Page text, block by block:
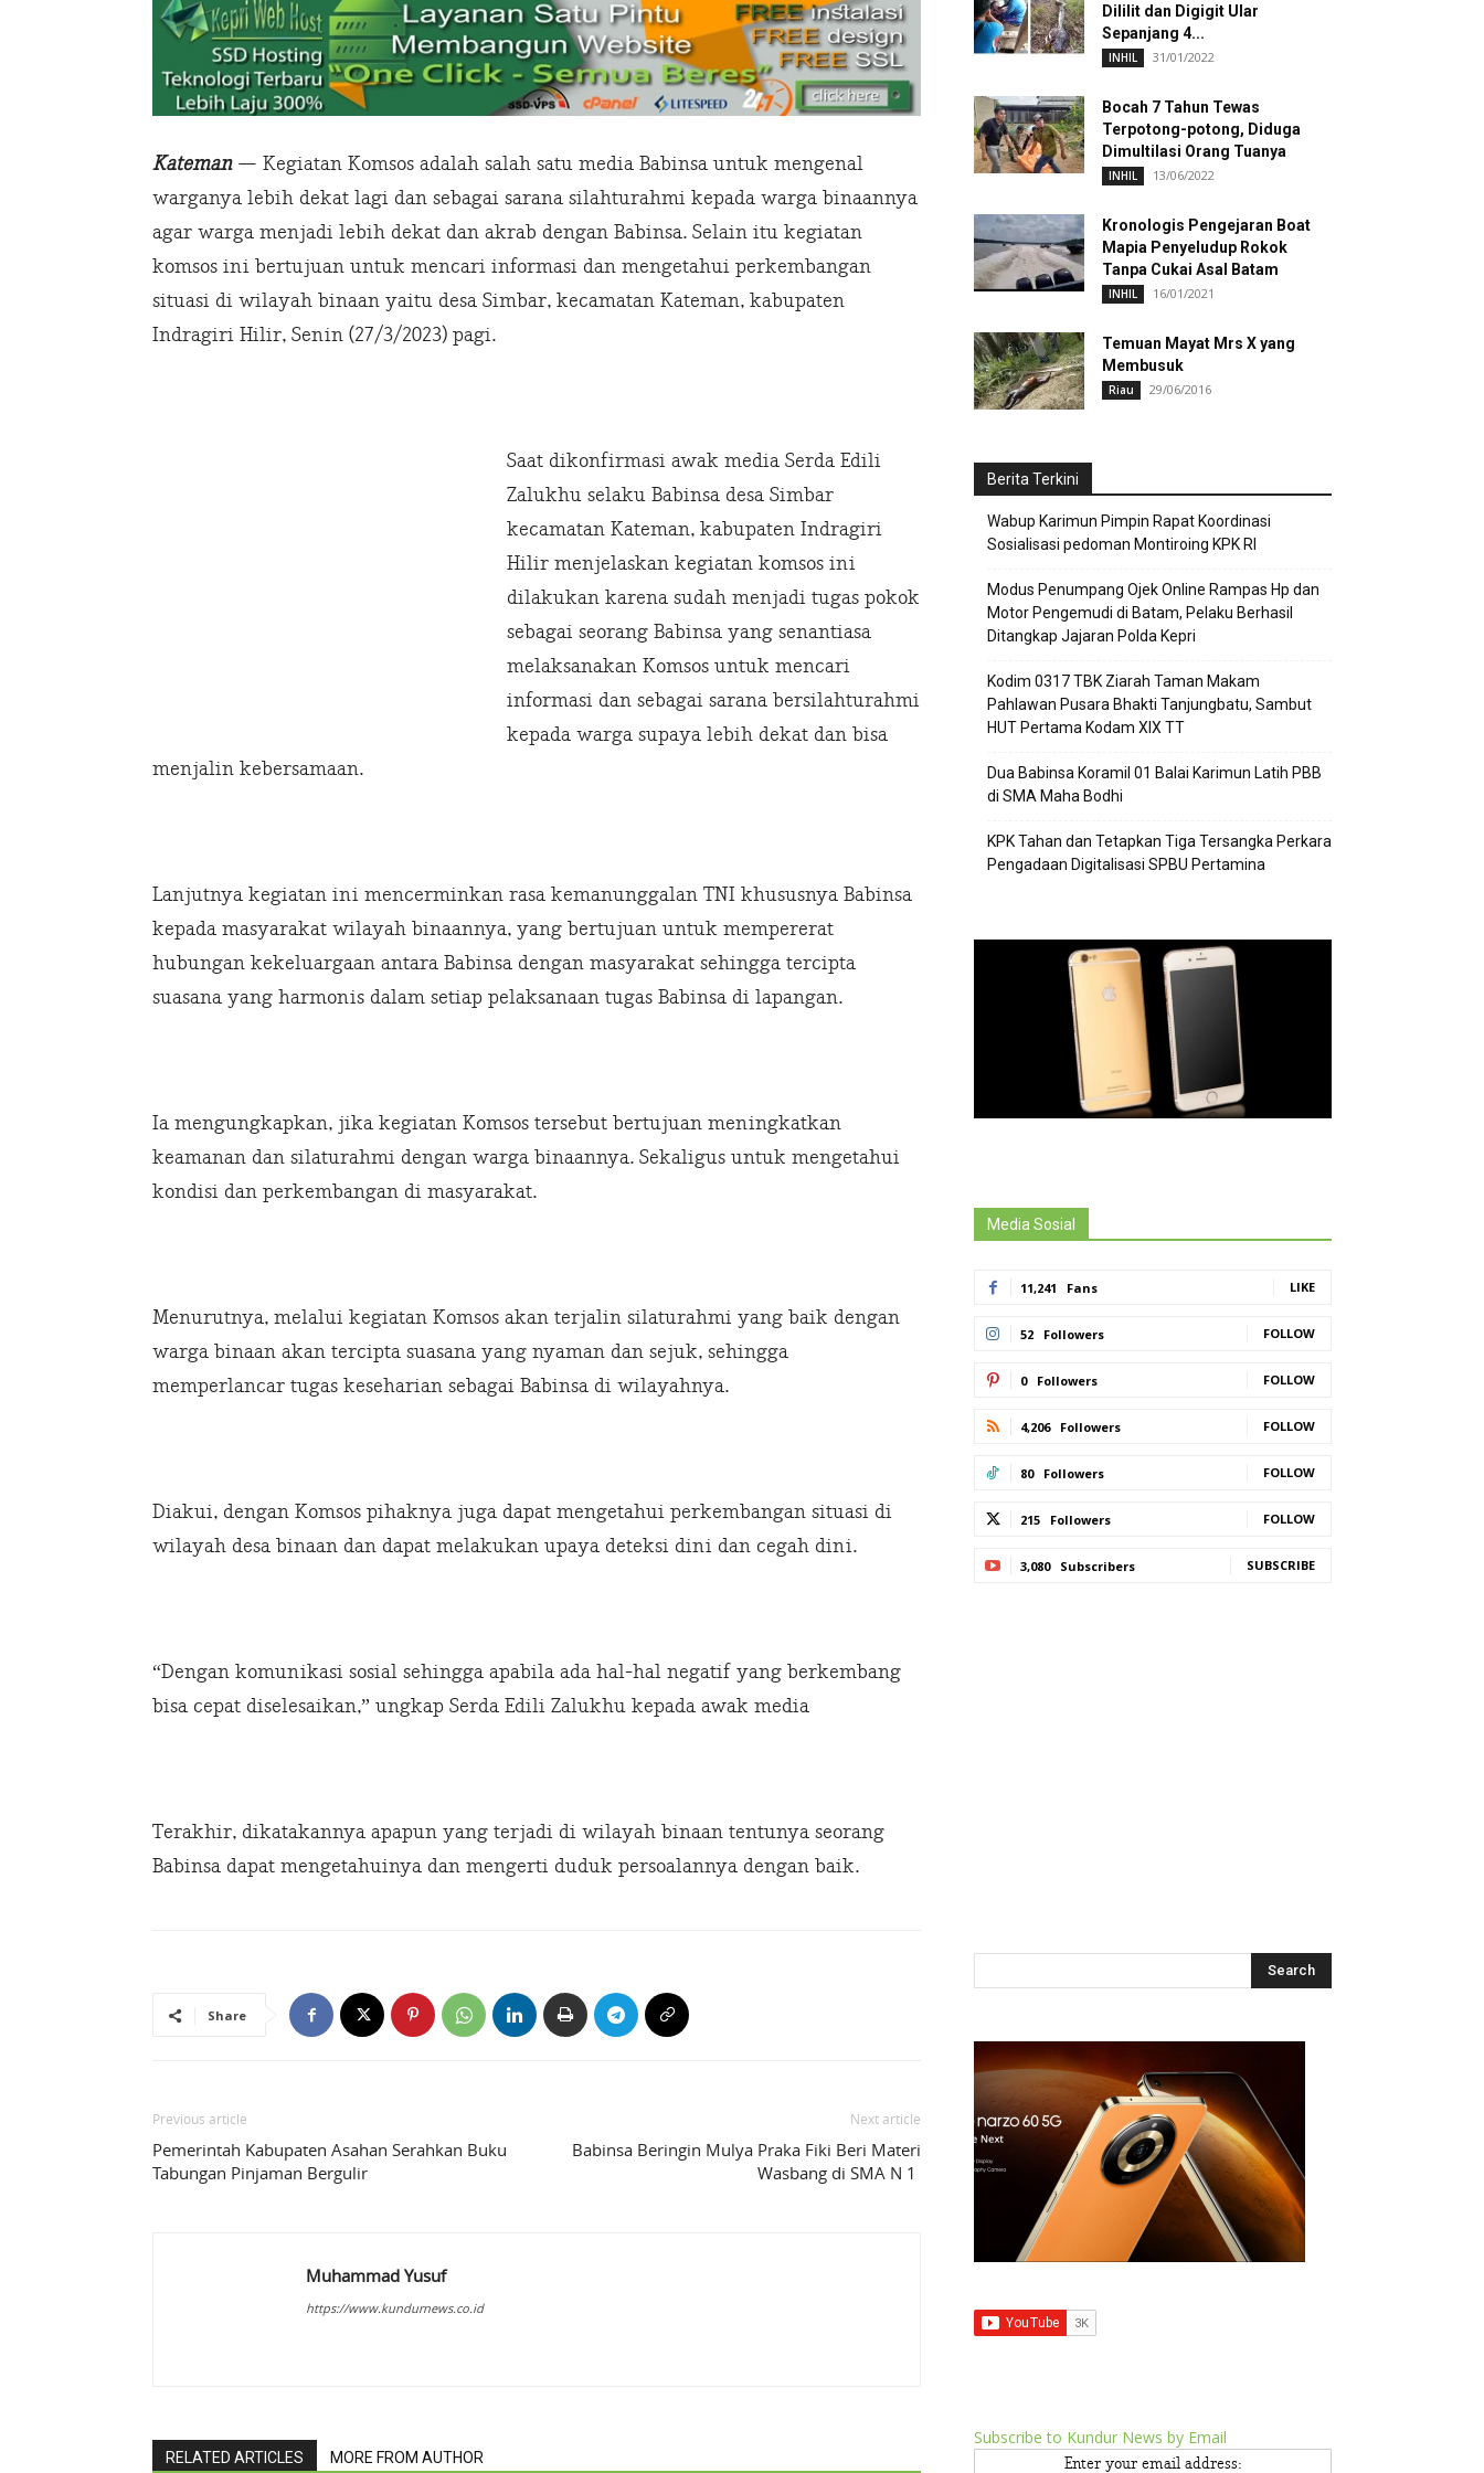
Kateman— Kegiatan Komsos adalah salah satu media Babinsa untuk mengenal
warganya lebih dekat lagi dan sebagai sarana silahturahmi kepada warga binaannya
agar warga menjadi lebih dekat dan akrab dengan Babinsa. Selain itu kegiatan
komsos ini bertujuan untuk mencari informasi dan mengetahui perkembangan
situasi di wilayah binaan yaitu desa Simbar, kecamatan Kateman, kabupaten
Indragiri Hilir, Senin (27/3/2023) pagi.
Saat dikonfirmasi awak media Serda Edili
Zalukhu selaku Babinsa desa Simbar
kecamatan Kateman, kabupaten Indragiri
Hilir menjelaskan kegiatan komsos ini
dilakukan karena sudah menjadi tugas pokok
sebagai seorang Babinsa yang senantiasa
melaksanakan Komsos untuk mencari
informasi dan sebagai sarana bersilahturahmi
kepada warga supaya lebih dekat dan bisa
menjalin kebersamaan.
Lanjutnya kegiatan ini mencerminkan rasa kemanunggalan TNI khususnya Babinsa
kepada masyarakat wilayah binaannya, yang bertujuan untuk mempererat
hubungan kekeluargaan antara Babinsa dengan masyarakat sehingga tercipta
suasana yang harmonis dalam setiap pelaksanaan tugas Babinsa di lapangan.
Ia mengungkapkan, jika kegiatan Komsos tersebut bertujuan meningkatkan
keamanan dan silaturahmi dengan warga binaannya. Sekaligus untuk mengetahui
kondisi dan perkembangan di masyarakat.
Menurutnya, melalui kegiatan Komsos akan terjalin silaturahmi yang baik dengan
warga binaan akan tercipta suasana yang nyaman dan sejuk, sehingga
memperlancar tugas keseharian sebagai Babinsa di wilayahnya.
Diakui, dengan Komsos pihaknya juga dapat mengetahui perkembangan situasi di
wilayah desa binaan dan dapat melakukan upaya deteksi dini dan cegah dini.
“Dengan komunikasi sosial sehingga apabila ada hal-hal negatif yang berkembang
bisa cepat diselesaikan,” ungkap Serda Edili Zalukhu kepada awak media
Terakhir, dikatakannya apapun yang terjadi di wilayah binaan tentunya seorang
Babinsa dapat mengetahuinya dan mengerti duduk persoalannya dengan baik.
Share
Previous article
Pemerintah Kabupaten Asahan Serahkan Buku
Tabungan Pinjaman Bergulir
Next article
Babinsa Beringin Mulya Praka Fiki Beri Materi
Wasbang di SMA N 1
Muhammad Yusuf
https://www.kundurnews.co.id
RELATED ARTICLES MORE FROM AUTHOR
Dililit dan Digigit Ular
Sepanjang 4...
INHIL 31/01/2022
Bocah 7 Tahun Tewas
Terpotong-potong, Diduga
Dimultilasi Orang Tuanya
INHIL 13/06/2022
Kronologis Pengejaran Boat
Mapia Penyeludup Rokok
Tanpa Cukai Asal Batam
INHIL 16/01/2021
Temuan Mayat Mrs X yang
Membusuk
Riau 29/06/2016
Berita Terkini
Wabup Karimun Pimpin Rapat Koordinasi
Sosialisasi pedoman Montiroing KPK RI
Modus Penumpang Ojek Online Rampas Hp dan
Motor Pengemudi di Batam, Pelaku Berhasil
Ditangkap Jajaran Polda Kepri
Kodim 0317 TBK Ziarah Taman Makam
Pahlawan Pusara Bhakti Tanjungbatu, Sambut
HUT Pertama Kodam XIX TT
Dua Babinsa Koramil 01 Balai Karimun Latih PBB
di SMA Maha Bodhi
KPK Tahan dan Tetapkan Tiga Tersangka Perkara
Pengadaan Digitalisasi SPBU Pertamina
Media Sosial
11,241 Fans LIKE
52 Followers FOLLOW
0 Followers FOLLOW
4,206 Followers FOLLOW
80 Followers FOLLOW
215 Followers FOLLOW
3,080 Subscribers SUBSCRIBE
Subscribe to Kundur News by Email
Enter your email address: